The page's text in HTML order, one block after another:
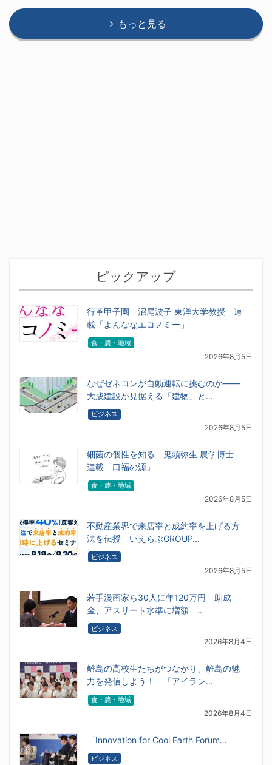
もっと見る
ピックアップ
行革甲子園 沼尾波子 東洋大学教授 連
載「よんななエコノミー」
食・農・地域
2026年8月5日
なぜゼネコンが自動運転に挑むのか――
大成建設が見据える「建物」と…
ビジネス
2026年8月5日
細菌の個性を知る 鬼頭弥生 農学博士
連載「口福の源」
食・農・地域
2026年8月5日
不動産業界で来店率と成約率を上げる方
法を伝授 いえらぶGROUP…
ビジネス
2026年8月5日
若手漫画家ら30人に年120万円 助成
金、アスリート水準に増額 …
ビジネス
2026年8月4日
離島の高校生たちがつながり、離島の魅
力を発信しよう！ 「アイラン…
食・農・地域
2026年8月4日
「Innovation for Cool Earth Forum…
ビジネス